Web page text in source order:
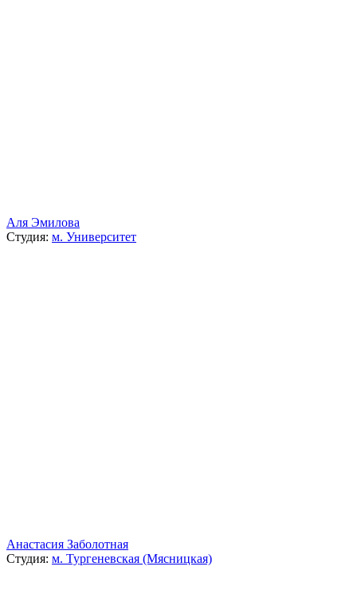
Аля Эмилова
Студия: м. Университет
Анастасия Заболотная
Студия: м. Тургеневская (Мясницкая)